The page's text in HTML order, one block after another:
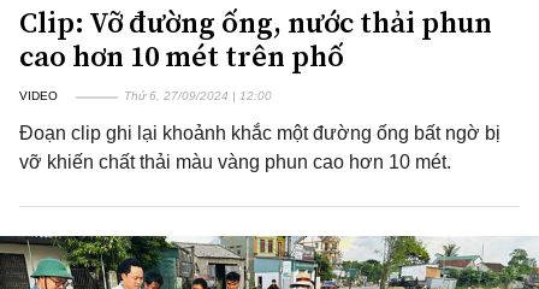
Clip: Vỡ đường ống, nước thải phun
cao hơn 10 mét trên phố
VIDEO Thứ 6, 27/09/2024 | 12:00
Đoạn clip ghi lại khoảnh khắc một đường ống bất ngờ bị
vỡ khiến chất thải màu vàng phun cao hơn 10 mét.